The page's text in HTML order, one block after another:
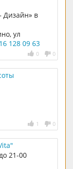
Дизайн» в
ул
128 09 63
0 0
1 0
21-00